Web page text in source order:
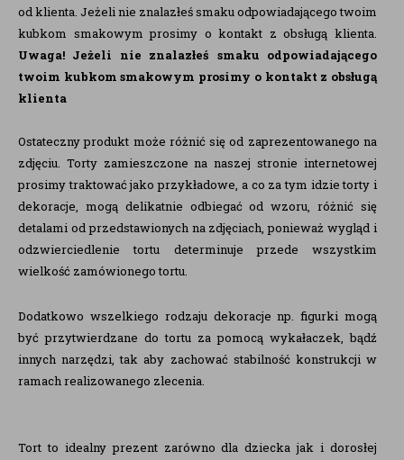
od klienta. Jeżeli nie znalazłeś smaku odpowiadającego twoim
kubkom smakowym prosimy o kontakt z obsługą klienta.
Uwaga! Jeżeli nie znalazłeś smaku odpowiadającego
twoim kubkom smakowym prosimy o kontakt z obsługą
klienta
Ostateczny produkt może różnić się od zaprezentowanego na
zdjęciu. Torty zamieszczone na naszej stronie internetowej
prosimy traktować jako przykładowe, a co za tym idzie torty i
dekoracje, mogą delikatnie odbiegać od wzoru, różnić się
detalami od przedstawionych na zdjęciach, ponieważ wygląd i
odzwierciedlenie tortu determinuje przede wszystkim
wielkość zamówionego tortu.
Dodatkowo wszelkiego rodzaju dekoracje np. figurki mogą
być przytwierdzane do tortu za pomocą wykałaczek, bądź
innych narzędzi, tak aby zachować stabilność konstrukcji w
ramach realizowanego zlecenia.
Tort to idealny prezent zarówno dla dziecka jak i dorosłej